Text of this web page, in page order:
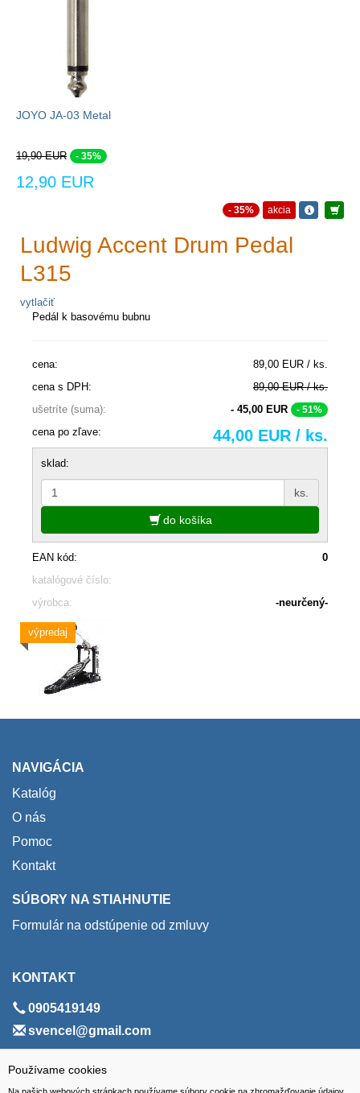
Používame cookies
JOYO JA-03 Metal
19,90 EUR - 35%
12,90 EUR
- 35% akcia
Ludwig Accent Drum Pedal
L315
vytlačiť
Pedál k basovému bubnu
cena:
89,00 EUR / ks.
cena s DPH:
89,00 EUR / ks.
ušetríte (suma):
- 45,00 EUR - 51%
cena po zľave: 44,00 EUR / ks.
sklad:
ks.
do košíka
EAN kód:
0
katalógové číslo:
výrobca:
-neurčený-
výpredaj
NAVIGÁCIA
Katalóg
O nás
Pomoc
Kontakt
SÚBORY NA STIAHNUTIE
Formulár na odstúpenie od zmluvy
KONTAKT
0905419149
svencel@gmail.com
ADRESA